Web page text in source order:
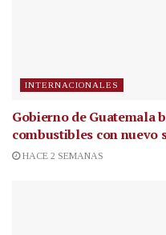
INTERNACIONALES
Gobierno de Guatemala
combustibles con nuevo
HACE 2 SEMANAS